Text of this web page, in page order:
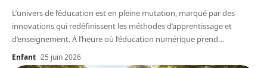
L’univers de l’éducation est en pleine mutation, marqué par des
innovations qui redéfinissent les méthodes d’apprentissage et
d’enseignement. À l’heure où l’éducation numérique prend…
Enfant 25 juin 2026